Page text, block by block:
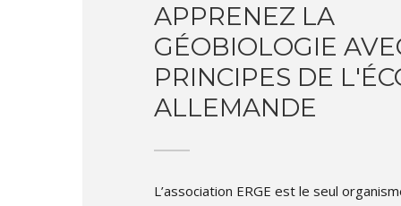
APPRENEZ LA
GÉOBIOLOGIE
PRINCIPES DE
ALLEMANDE
L’association ERGE est le seul